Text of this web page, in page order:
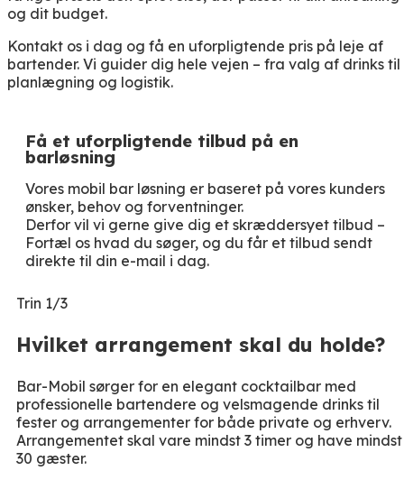
og dit budget.
Kontakt os i dag og få en uforpligtende pris på leje af
bartender. Vi guider dig hele vejen – fra valg af drinks til
planlægning og logistik.
Få et uforpligtende tilbud på en
barløsning
Vores mobil bar løsning er baseret på vores kunders
ønsker, behov og forventninger.
Derfor vil vi gerne give dig et skræddersyet tilbud –
Fortæl os hvad du søger, og du får et tilbud sendt
direkte til din e-mail i dag.
Trin 1/3
Hvilket arrangement skal du holde?
Bar-Mobil sørger for en elegant cocktailbar med
professionelle bartendere og velsmagende drinks til
fester og arrangementer for både private og erhverv.
Arrangementet skal vare mindst 3 timer og have mindst
30 gæster.